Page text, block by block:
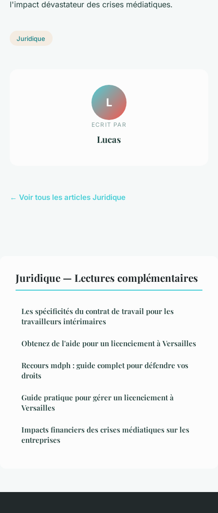
l'impact dévastateur des crises médiatiques.
Juridique
L
ECRIT PAR
Lucas
← Voir tous les articles Juridique
Juridique — Lectures complémentaires
Les spécificités du contrat de travail pour les
travailleurs intérimaires
Obtenez de l'aide pour un licenciement à Versailles
Recours mdph : guide complet pour défendre vos
droits
Guide pratique pour gérer un licenciement à
Versailles
Impacts financiers des crises médiatiques sur les
entreprises